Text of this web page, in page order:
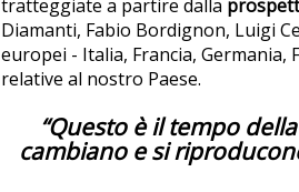
tratteggiate a partire dalla
Diamanti, Fabio Bordignon, Luigi
europei - Italia, Francia, Germania,
relative al nostro Paese.
“Questo è il tempo
cambiano e si